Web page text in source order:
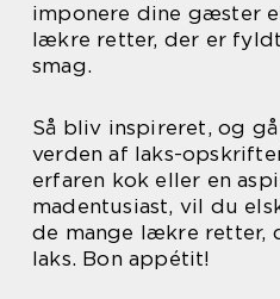
imponere dine gæster
lækre retter, der er
smag.
Så bliv inspireret, og
verden af laks-
erfaren kok eller en
madentusiast, vil du
de mange lækre retter,
laks. Bon appétit!